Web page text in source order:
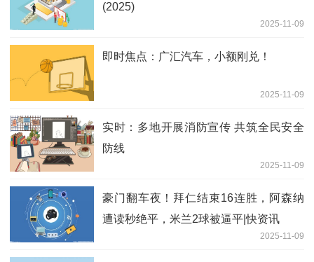
(2025)
2025-11-09
即时焦点：广汇汽车，小额刚兑！
2025-11-09
实时：多地开展消防宣传 共筑全民安全
防线
2025-11-09
豪门翻车夜！拜仁结束16连胜，阿森纳
遭读秒绝平，米兰2球被逼平|快资讯
2025-11-09